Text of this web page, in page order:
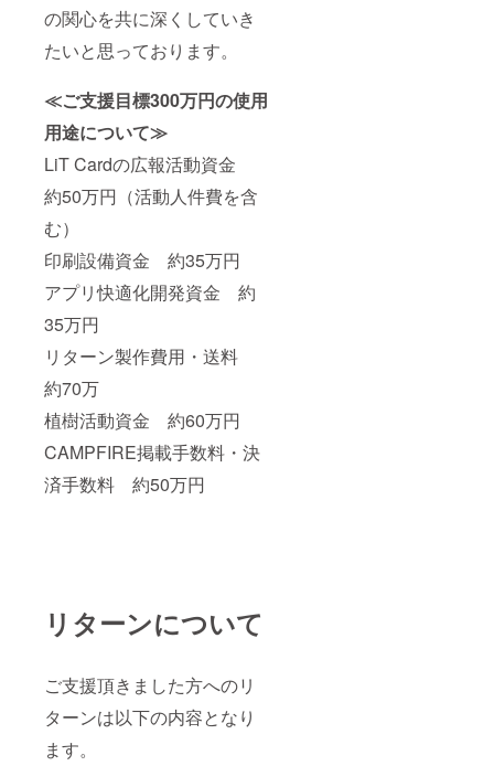
の関心を共に深くしていき
たいと思っております。
≪ご支援目標300万円の使用
用途について≫
LiT Cardの広報活動資金
約50万円（活動人件費を含
む）
印刷設備資金 約35万円
アプリ快適化開発資金 約
35万円
リターン製作費用・送料
約70万
植樹活動資金 約60万円
CAMPFIRE掲載手数料・決
済手数料 約50万円
リターンについて
ご支援頂きました方へのリ
ターンは以下の内容となり
ます。